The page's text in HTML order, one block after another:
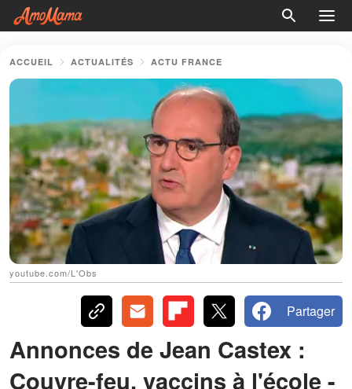
ACCUEIL ACTUALITÉS ACTU FRANCE
youtube.com/L'Obs
Partager
Annonces de Jean Castex :
Couvre-feu, vaccins à l'école -